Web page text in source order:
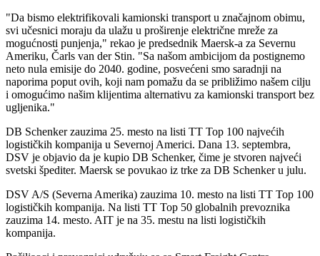
"Da bismo elektrifikovali kamionski transport u značajnom obimu,
svi učesnici moraju da ulažu u proširenje električne mreže za
mogućnosti punjenja," rekao je predsednik Maersk-a za Severnu
Ameriku, Čarls van der Stin. "Sa našom ambicijom da postignemo
neto nula emisije do 2040. godine, posvećeni smo saradnji na
naporima poput ovih, koji nam pomažu da se približimo našem cilju
i omogućimo našim klijentima alternativu za kamionski transport bez
ugljenika."
DB Schenker zauzima 25. mesto na listi TT Top 100 najvećih
logističkih kompanija u Severnoj Americi. Dana 13. septembra,
DSV je objavio da je kupio DB Schenker, čime je stvoren najveći
svetski špediter. Maersk se povukao iz trke za DB Schenker u julu.
DSV A/S (Severna Amerika) zauzima 10. mesto na listi TT Top 100
logističkih kompanija. Na listi TT Top 50 globalnih prevoznika
zauzima 14. mesto. AIT je na 35. mestu na listi logističkih
kompanija.